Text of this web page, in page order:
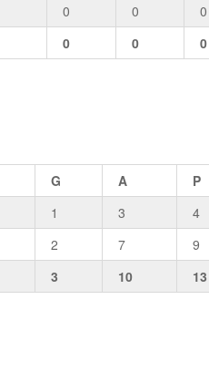
0 0 0
0 0 0
G A P
1 3 4
2 7 9
3 10 13